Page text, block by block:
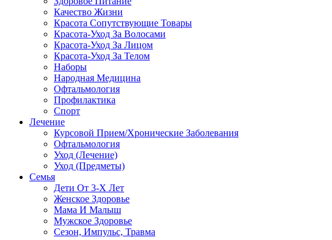
Качество Жизни
Красота Сопутствующие Товары
Красота-Уход За Волосами
Красота-Уход За Лицом
Красота-Уход За Телом
Наборы
Народная Медицина
Офтальмология
Профилактика
Спорт
Лечение
Курсовой Прием/Хронические Заболевания
Офтальмология
Уход (Лечение)
Уход (Предметы)
Семья
Дети От 3-Х Лет
Женское Здоровье
Мама И Малыш
Мужское Здоровье
Сезон, Импульс, Травма